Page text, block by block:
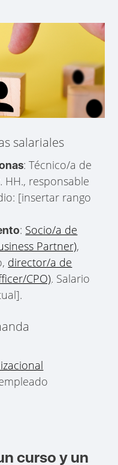
salariales
: Técnico/a de
HH., responsable
[insertar rango
: Socio/a de
Partner),
director/a de
CPO). Salario
curso y un